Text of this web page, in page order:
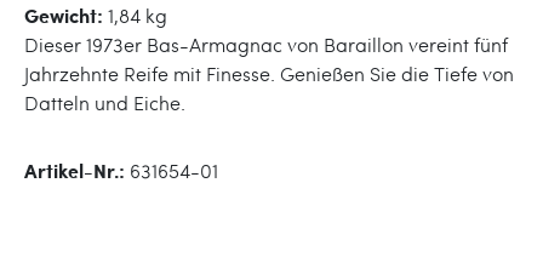
Gewicht: 1,84 kg
Dieser 1973er Bas-Armagnac von Baraillon vereint fünf
Jahrzehnte Reife mit Finesse. Genießen Sie die Tiefe von
Datteln und Eiche.
Artikel-Nr.: 631654-01